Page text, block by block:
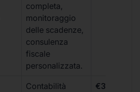
completa,
monitoraggio
delle scadenze,
consulenza
fiscale
personalizzata.
Contabilità
€333 +